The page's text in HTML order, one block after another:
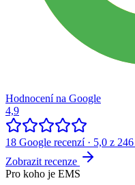
Hodnocení na Google
4,9
18 Google recenzí · 5,0 z
Zobrazit recenze
Pro koho je EMS